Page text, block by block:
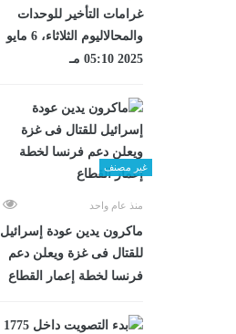
غرامات التأخير للوحدات
والمحالاليوم الثلاثاء، 6 مايو
2025 05:10 مـ
غير مصنف
منذ عام واحد
ماكرون يدين عودة إسرائيل
للقتال فى غزة ويعلن دعم
فرنسا لخطة إعمار القطاع